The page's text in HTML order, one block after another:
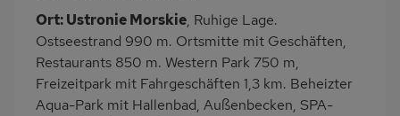
Terrasse
Grill
Kinderspielplatz
PKW-Parkplatz
Eingezäuntes
Grundstück
Dusche
Ort: Ustronie Morskie, Ruhige Lage.
Ostseestrand 990 m. Ortsmitte mit Geschäften,
Restaurants 850 m. Western Park 750 m,
Freizeitpark mit Fahrgeschäften 1,3 km. Beheizter
Aqua-Park mit Hallenbad, Außenbecken, SPA-